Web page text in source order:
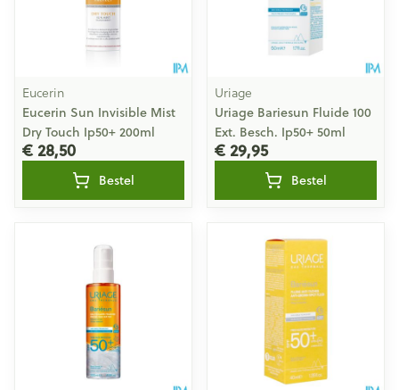
Eucerin
Eucerin Sun Invisible Mist
Dry Touch Ip50+ 200ml
€ 28,50
Bestel
Uriage
Uriage Bariesun Fluide 100
Ext. Besch. Ip50+ 50ml
€ 29,95
Bestel